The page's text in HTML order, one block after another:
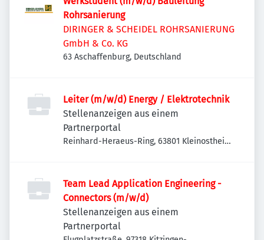
Rohrsanierung
DIRINGER & SCHEIDEL ROHRSANIERUNG
GmbH & Co. KG
63 Aschaffenburg, Deutschland
Leiter (m/w/d) Energy / Elektrotechnik
Stellenanzeigen aus einem
Partnerportal
Reinhard-Heraeus-Ring, 63801 Kleinostheim,
Team Lead Application Engineering -
Connectors (m/w/d)
Stellenanzeigen aus einem
Partnerportal